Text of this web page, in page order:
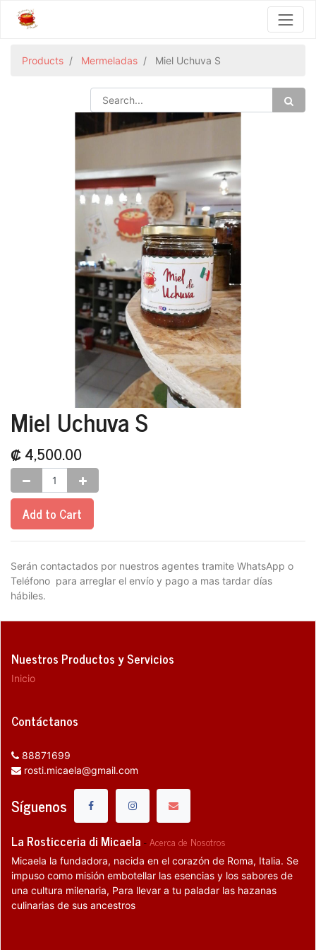
Products Mermeladas Miel Uchuva S
Miel Uchuva S
₡4,500.00
Add to Cart
Serán contactados por nuestros agentes tramite WhatsApp o
Teléfono para arreglar el envío y pago a mas tardar días
hábiles.
Nuestros Productos y Servicios
Inicio
Contáctanos
88871699
rosti.micaela@gmail.com
Síguenos
La Rosticceria di Micaela -Acerca de Nosotros
Micaela la fundadora, nacida en el corazón de Roma, Italia. Se
impuso como misión embotellar las esencias y los sabores de
una cultura milenaria, Para llevar a tu paladar las hazanas
culinarias de sus ancestros